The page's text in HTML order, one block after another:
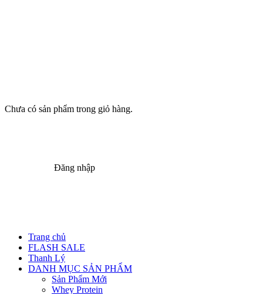
Chưa có sản phẩm trong giỏ hàng.
Đăng nhập
Trang chủ
FLASH SALE
Thanh Lý
DANH MỤC SẢN PHẨM
Sản Phẩm Mới
Whey Protein